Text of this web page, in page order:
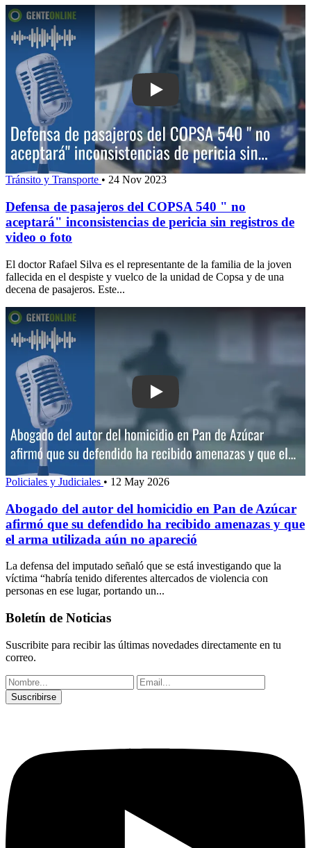
Play: Defensa de pasajeros del
Tránsito y Transporte • 24 Nov 2023
Defensa de pasajeros del COPSA 540 " no
aceptará" inconsistencias de pericia sin registros de
video o foto
El doctor Rafael Silva es el representante de la familia de la joven
fallecida en el despiste y vuelco de la unidad de Copsa y de una
decena de pasajeros. Este...
Play: Abogado del autor del
Policiales y Judiciales • 12 May 2026
Abogado del autor del homicidio en Pan de Azúcar
afirmó que su defendido ha recibido amenazas y que
el arma utilizada aún no apareció
La defensa del imputado señaló que se está investigando que la
víctima “habría tenido diferentes altercados de violencia con
personas en ese lugar, portando un...
Boletín de Noticias
Suscribite para recibir las últimas novedades directamente en tu
correo.
Suscribirse